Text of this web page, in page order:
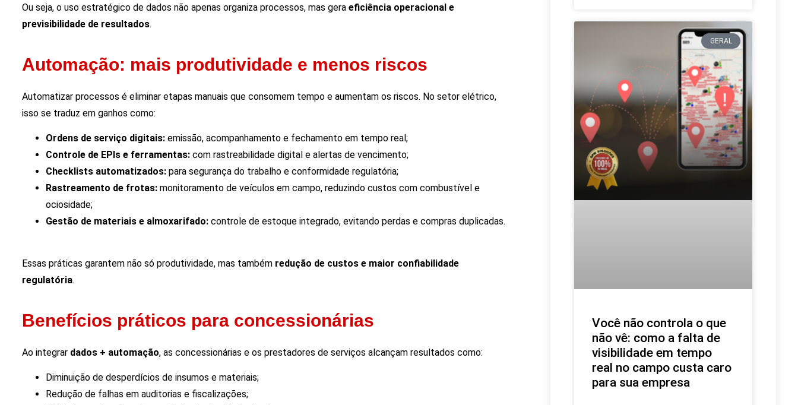
Ou seja, o uso estratégico de dados não apenas organiza processos, mas gera eficiência operacional e
previsibilidade de resultados.
Automação: mais produtividade e menos riscos
Automatizar processos é eliminar etapas manuais que consomem tempo e aumentam os riscos. No setor elétrico,
isso se traduz em ganhos como:
Ordens de serviço digitais: emissão, acompanhamento e fechamento em tempo real;
Controle de EPIs e ferramentas: com rastreabilidade digital e alertas de vencimento;
Checklists automatizados: para segurança do trabalho e conformidade regulatória;
Rastreamento de frotas: monitoramento de veículos em campo, reduzindo custos com combustível e
ociosidade;
Gestão de materiais e almoxarifado: controle de estoque integrado, evitando perdas e compras duplicadas.
Essas práticas garantem não só produtividade, mas também redução de custos e maior confiabilidade
regulatória.
Benefícios práticos para concessionárias
Ao integrar dados + automação, as concessionárias e os prestadores de serviços alcançam resultados como:
Diminuição de desperdícios de insumos e materiais;
Redução de falhas em auditorias e fiscalizações;
GERAL
Você não controla o que
não vê: como a falta de
visibilidade em tempo
real no campo custa caro
para sua empresa